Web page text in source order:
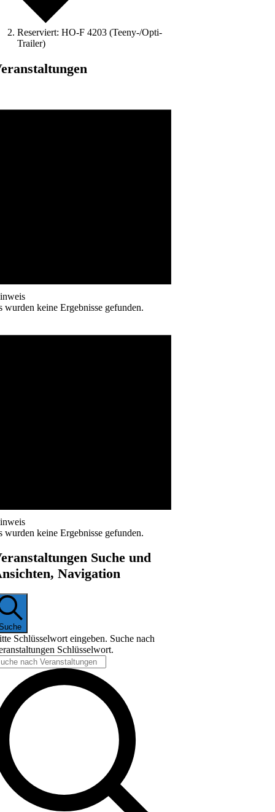
Reserviert: HO-F 4203 (Teeny-/Opti-
Trailer)
wurden keine Ergebnisse gefunden.
wurden keine Ergebnisse gefunden.
Suche und
Navigation
Schlüsselwort eingeben. Suche nach
Schlüsselwort.